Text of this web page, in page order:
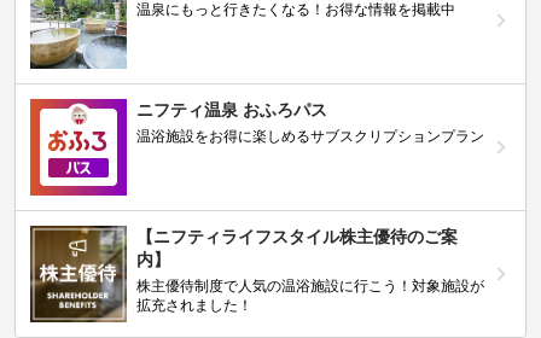
温泉にもっと行きたくなる！お得な情報を掲載中
ニフティ温泉 おふろパス
温浴施設をお得に楽しめるサブスクリプションプラン
【ニフティライフスタイル株主優待のご案
内】
株主優待制度で人気の温浴施設に行こう！対象施設が
拡充されました！